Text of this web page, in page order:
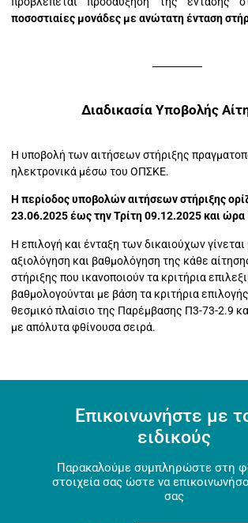
ποσοστιαίες μονάδες με ανώτατη ένταση
Διαδικασία Υποβολής
Η υποβολή των αιτήσεων στήριξης
ηλεκτρονικά μέσω του ΟΠΣΚΕ.
Η περίοδος υποβολών αιτήσεων στήριξης
23.06.2025 έως την Τρίτη 09.12.2025 και ώρα
Η επιλογή και ένταξη των δικαιούχων γίνεται
αξιολόγηση και βαθμολόγηση της κάθε
στήριξης που ικανοποιούν τα κριτήρια
βαθμολογούνται με βάση τα κριτήρια
θεσμικό πλαίσιο της Παρέμβασης Π3-73-2.9
με απόλυτα φθίνουσα σειρά.
Επικοινωνήστε με
ειδικούς
Παρακαλούμε συμπληρώστε στη
στοιχεία σας ώστε να
σας